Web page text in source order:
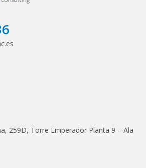
259D, Torre Emperador Planta 9 – Ala